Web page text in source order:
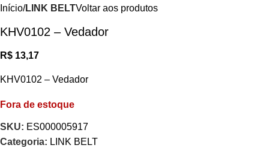
Início LINK BELTVoltar aos produtos
KHV0102 – Vedador
R$ 13,17
KHV0102 – Vedador
Fora de estoque
SKU: ES000005917
Categoria: LINK BELT